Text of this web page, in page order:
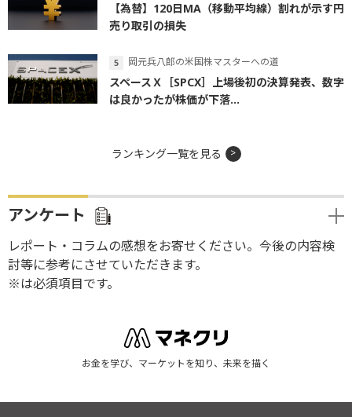
【為替】120日MA（移動平均線）割れが示す円
売り取引の損失
岡元兵八郎の米国株マスターへの道
スペースＸ［SPCX］上場後初の決算発表、数字
は良かったが株価が下落...
ランキング一覧を見る
アンケート
レポート・コラムの感想をお寄せください。今後の内容検
討等に参考にさせていただきます。
※は必須項目です。
お金を学び、マーケットを知り、未来を描く